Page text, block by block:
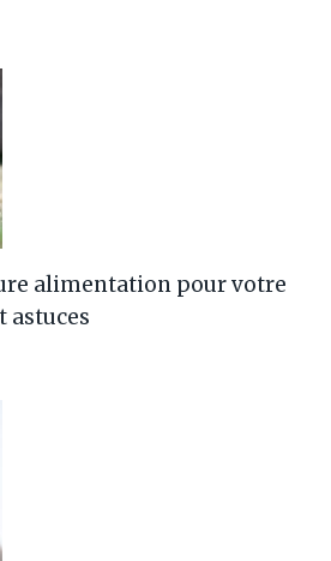
alimentation pour votre
astuces